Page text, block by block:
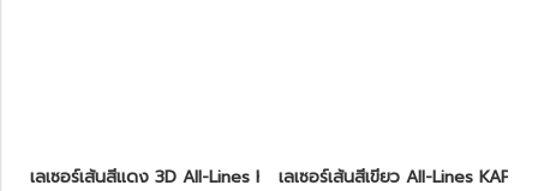
เลเซอร์เส้นสีแดง 3D All-Lines KAPRO รุ่น 883D Prolaser®
เลเซอร์เส้นสีเขียว All-Lines